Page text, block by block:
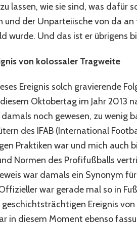
lassen, wie sie sind, was dafür
und der Unparteiische von da
wurde. Und das ist er übrigens
von kolossaler Tragweite
Ereignis solch gravierende
Oktobertag im Jahr 2013
damals noch gewesen, zu wenig
des IFAB (International
Praktiken war und mich auch
Normen des Profifußballs
war damals ein Synonym
war gerade mal so in
Ereignis
in diesem Moment ebenso